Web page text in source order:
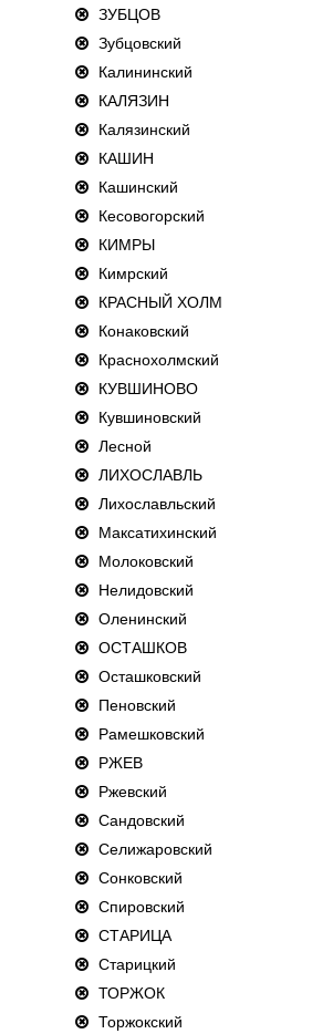
ЗУБЦОВ
Зубцовский
Калининский
КАЛЯЗИН
Калязинский
КАШИН
Кашинский
Кесовогорский
КИМРЫ
Кимрский
КРАСНЫЙ ХОЛМ
Конаковский
Краснохолмский
КУВШИНОВО
Кувшиновский
Лесной
ЛИХОСЛАВЛЬ
Лихославльский
Максатихинский
Молоковский
Нелидовский
Оленинский
ОСТАШКОВ
Осташковский
Пеновский
Рамешковский
РЖЕВ
Ржевский
Сандовский
Селижаровский
Сонковский
Спировский
СТАРИЦА
Старицкий
ТОРЖОК
Торжокский